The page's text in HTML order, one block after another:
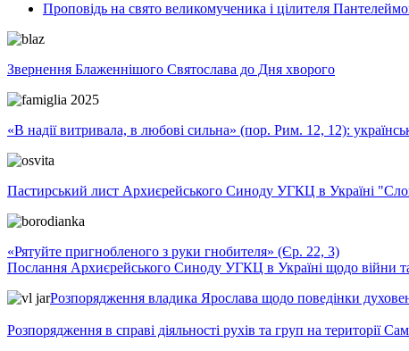
Проповідь на свято великомученика і цілителя
Звернення Блаженнішого Святослава до Дня хворого
«В надії витривала, в любові сильна» (пор. Рим. 12, 12):
Пастирський лист Архиєрейського Синоду УГКЦ в Україні
«Рятуйте пригнобленого з руки гнобителя» (Єр. 22, 3)
Послання Архиєрейського Синоду УГКЦ в Україні щодо війни
Розпорядження владика Ярослава щодо поведінки
Розпорядження в справі діяльності рухів та груп на території